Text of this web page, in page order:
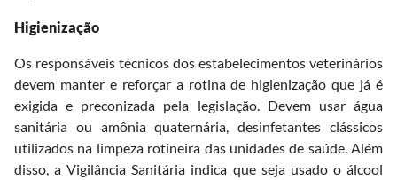
Higienização
Os responsáveis técnicos dos estabelecimentos veterinários
devem manter e reforçar a rotina de higienização que já é
exigida e preconizada pela legislação. Devem usar água
sanitária ou amônia quaternária, desinfetantes clássicos
utilizados na limpeza rotineira das unidades de saúde. Além
disso, a Vigilância Sanitária indica que seja usado o álcool